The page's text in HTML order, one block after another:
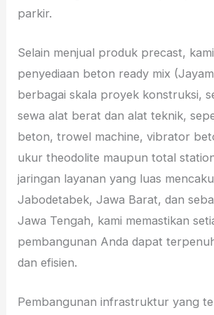
parkir.
Selain menjual produk precast,
penyediaan beton ready mix
berbagai skala proyek konstruksi,
sewa alat berat dan alat teknik,
beton, trowel machine, vibrator
ukur theodolite maupun total
jaringan layanan yang luas
Jabodetabek, Jawa Barat, dan
Jawa Tengah, kami memastikan
pembangunan Anda dapat
dan efisien.
Pembangunan infrastruktur yang